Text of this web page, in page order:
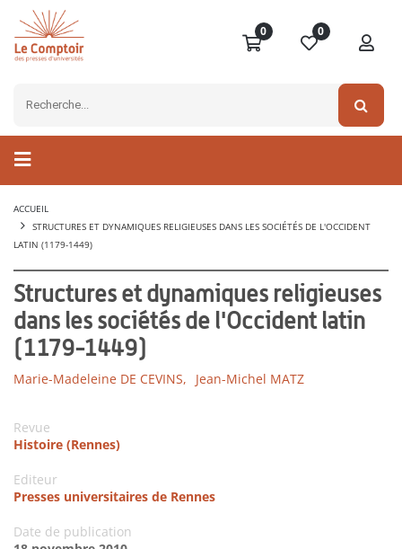
0 0
ACCUEIL
STRUCTURES ET DYNAMIQUES RELIGIEUSES DANS LES SOCIÉTÉS DE L'OCCIDENT
LATIN (1179-1449)
Structures et dynamiques religieuses
dans les sociétés de l'Occident latin
(1179-1449)
Marie-Madeleine DE CEVINS, Jean-Michel MATZ
Revue
Histoire (Rennes)
Editeur
Presses universitaires de Rennes
Date de publication